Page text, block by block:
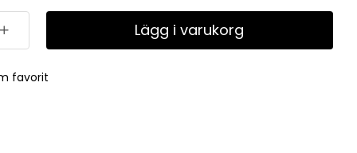
Lägg i varukorg
favorit